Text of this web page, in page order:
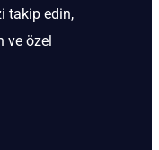
takip edin,
ve özel